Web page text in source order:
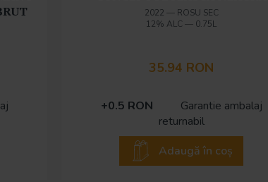
2022 —ROSU SEC
12% ALC — 0.75L
35.94 RON
+0.5 RON
Garantie ambalaj
returnabil
Adaugă în coș